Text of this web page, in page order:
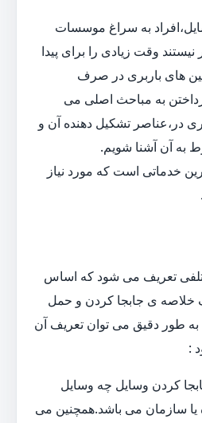
به سراغ موسسات
وقت زیادی را برای پیدا
های باربری در صرف
به مباحث اصلی می
در،عناصر تشکیل دهنده آن و
به آن آشنا شویم.
خدماتی است که مورد نیاز
تعریف می شود که اساس
خلاصه ی جابجا کردن و حمل
طور دقیق می توان تعریف آن
:
کردن وسایل چه وسایل
یا سازمان می باشد.همچنین می